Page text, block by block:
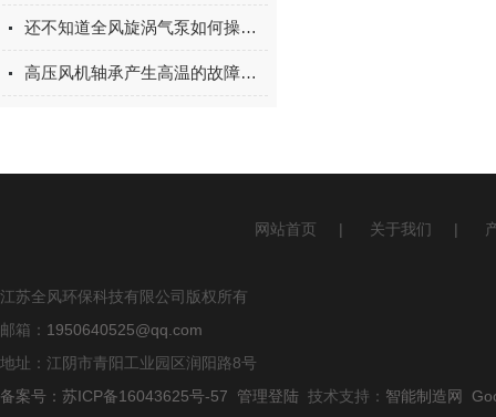
还不知道全风旋涡气泵如何操作？进来看
高压风机轴承产生高温的故障解析
网站首页 | 关于我们 |
江苏全风环保科技有限公司版权所有
邮箱： 1950640525@qq.com
地址：江阴市青阳工业园区润阳路8号
备案号：苏ICP备16043625号-57
管理登陆 技术支持： 智能制造网